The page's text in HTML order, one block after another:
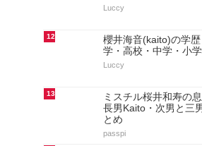
Luccy
12
櫻井海音(kaito)の学
学・高校・中学・小
Luccy
13
ミスチル桜井和寿の
長男Kaito・次男と三
とめ
passpi